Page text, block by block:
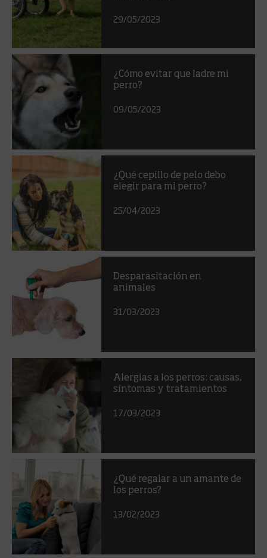
29/05/2023
¿Cómo evitar que ladre mi
perro?
09/05/2023
¿Qué cepillo de pelo debo
elegir para mi perro?
25/04/2023
Desparasitación en
animales
31/03/2023
Alergias a los perros: causas,
síntomas y tratamientos
17/03/2023
¿Qué regalar a un amante de
los perros?
13/02/2023